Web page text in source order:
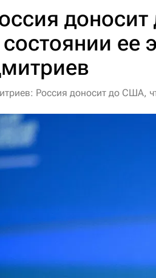
ее
Россия доносит до США,